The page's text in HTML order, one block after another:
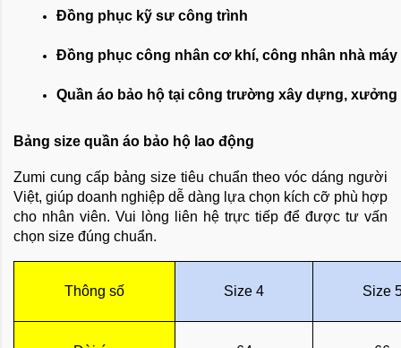
Đồng phục kỹ sư công trình
Đồng phục công nhân cơ khí, công nhân nhà máy
Quần áo bảo hộ tại công trường xây dựng, xưởng
Bảng size quần áo bảo hộ lao động
Zumi cung cấp bảng size tiêu chuẩn theo vóc dáng người
Việt, giúp doanh nghiệp dễ dàng lựa chọn kích cỡ phù hợp
cho nhân viên. Vui lòng liên hệ trực tiếp để được tư vấn
chọn size đúng chuẩn.
Thông số Size 4 Size